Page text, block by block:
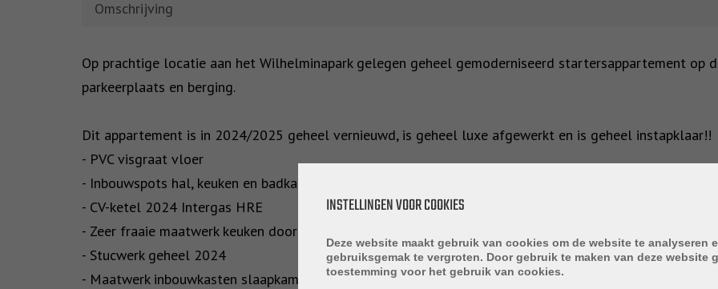
Omschrijving
OMSCHRIJVING
Op prachtige locatie aan het Wilhelminapark gelegen geheel gemoderniseerd startersappartement op
parkeerplaats en berging.
Dit appartement is in 2024/2025 geheel vernieuwd, is geheel luxe afgewerkt en is geheel instapklaar!!
- PVC visgraat vloer
- Inbouwspots hal, keuken en badkamer
- CV-ketel 2024 Intergas HRE
- Zeer fraaie maatwerk keuken door CoKoen
- Stucwerk geheel 2024
- Maatwerk inbouwkasten slaapkamer CoKoen
INSTELLINGEN VOOR COOKIES
Deze website maakt gebruik van cookies om de website te analyseren
gebruiksgemak te vergroten. Door gebruik te maken van deze website
toestemming voor het gebruik van cookies.